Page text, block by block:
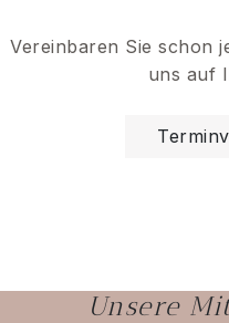
Vereinbaren Sie schon
uns auf
Unsere